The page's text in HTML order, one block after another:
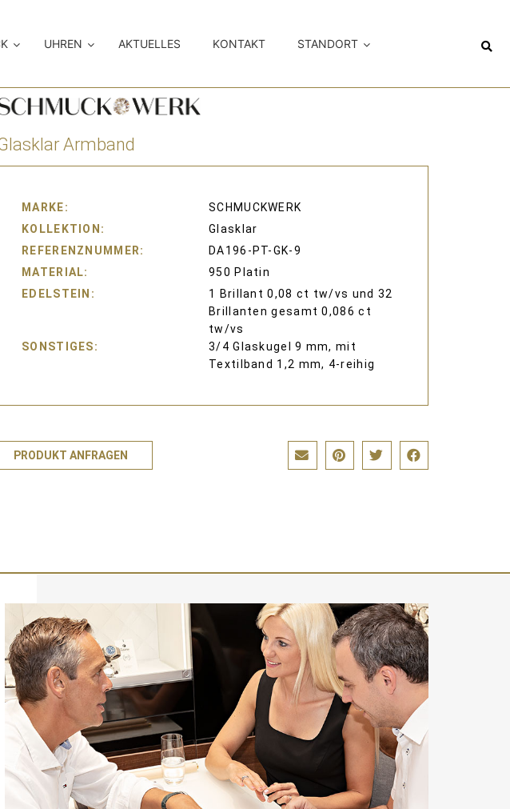
UHREN AKTUELLES KONTAKT STANDORT
Armband
MARKE
SCHMUCKWERK
KOLLEKTION
Glasklar
REFERENZNUMMER
DA196-PT-GK-9
MATERIAL
950 Platin
EDELSTEIN
1 Brillant 0,08 ct tw/vs und 32
Brillanten gesamt 0,086 ct
tw/vs
SONSTIGES
3/4 Glaskugel 9 mm, mit
Textilband 1,2 mm, 4-reihig
PRODUKT ANFRAGEN